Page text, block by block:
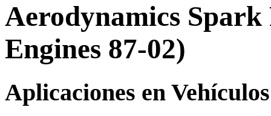
Aerodynamics
Engines 87-02)
Aplicaciones en Vehículos